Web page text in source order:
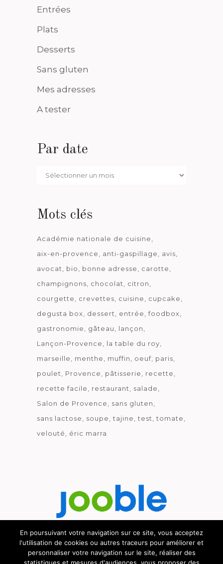
Entrées
Plats
Desserts
Sans gluten
Mes adresses
A tester
Par date
Par
Mots clés
Académie nationale de cuisine
aix-en-provence
anti-gaspillage
avis
avocat
bio bonne adresse
carotte
champignons
chocolat
citron
courgette
crevettes cuisine
cupcake
degusta box
dessert entrée
foodbox
gastronomie
gâteau
lançon
Lançon-Provence
la table du roy
marseille
menthe muffin oeuf paris
poulet
Provence pâtisserie
recette
recette facile
restaurant
salade
Salon de Provence
sans gluten
sans lactose
soupe tajine test
tomate
velouté
éric marra
Découvrez le métier de la cuisine.
En poursuivant votre navigation sur ce site, vous acceptez
l'utilisation de cookies ou autres traceurs pour améliorer et
personnaliser votre navigation sur le site, réaliser des